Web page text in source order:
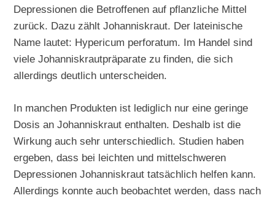
Depressionen die Betroffenen auf pflanzliche Mittel
zurück. Dazu zählt Johanniskraut. Der lateinische
Name lautet: Hypericum perforatum. Im Handel sind
viele Johanniskrautpräparate zu finden, die sich
allerdings deutlich unterscheiden.
In manchen Produkten ist lediglich nur eine geringe
Dosis an Johanniskraut enthalten. Deshalb ist die
Wirkung auch sehr unterschiedlich. Studien haben
ergeben, dass bei leichten und mittelschweren
Depressionen Johanniskraut tatsächlich helfen kann.
Allerdings konnte auch beobachtet werden, dass nach